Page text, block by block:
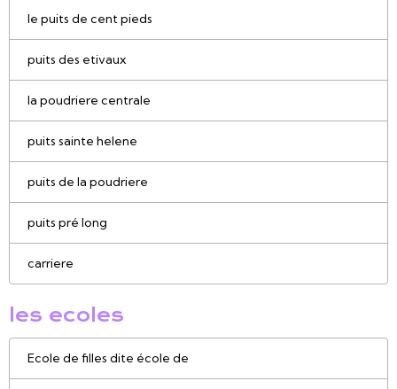
le puits de cent pieds
puits des etivaux
la poudriere centrale
puits sainte helene
puits de la poudriere
puits pré long
carriere
les ecoles
Ecole de filles dite école de